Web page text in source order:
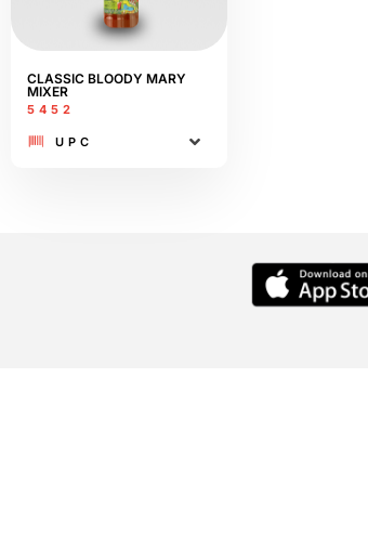
CLASSIC BLOODY MARY
MIXER
5452
UPC